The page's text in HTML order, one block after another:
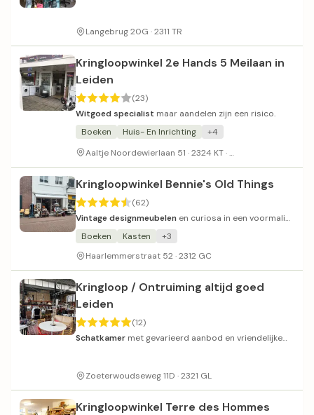
Langebrug 20G · 2311 TR
Kringloopwinkel 2e Hands 5 Meilaan in
Leiden
(23)
Witgoed specialist maar aandelen zijn een risico.
Boeken
Huis- En Inrichting
+4
Aaltje Noordewierlaan 51 · 2324 KT ·
Kringloopwinkel Bennie's Old Things
(62)
Vintage designmeubelen en curiosa in een voormalig
bioscooppand met overweldigend assortiment.
Boeken Kasten
+3
Haarlemmerstraat 52 · 2312 GC
Kringloop / Ontruiming altijd goed
Leiden
(12)
Schatkamer met gevarieerd aanbod en vriendelijke
Zoeterwoudseweg 11D · 2321 GL
Kringloopwinkel Terre des Hommes